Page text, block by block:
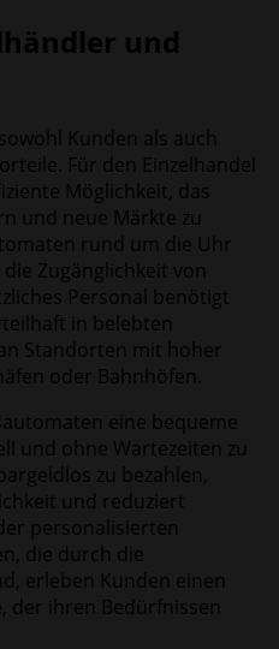
und
Kunden als auch
Für den Einzelhandel
Möglichkeit, das
und neue Märkte zu
rund um die Uhr
Zugänglichkeit von
Personal benötigt
in belebten
Standorten mit hoher
oder Bahnhöfen.
eine bequeme
und ohne Wartezeiten zu
zu bezahlen,
und reduziert
personalisierten
die durch die
erleben Kunden einen
der ihren Bedürfnissen